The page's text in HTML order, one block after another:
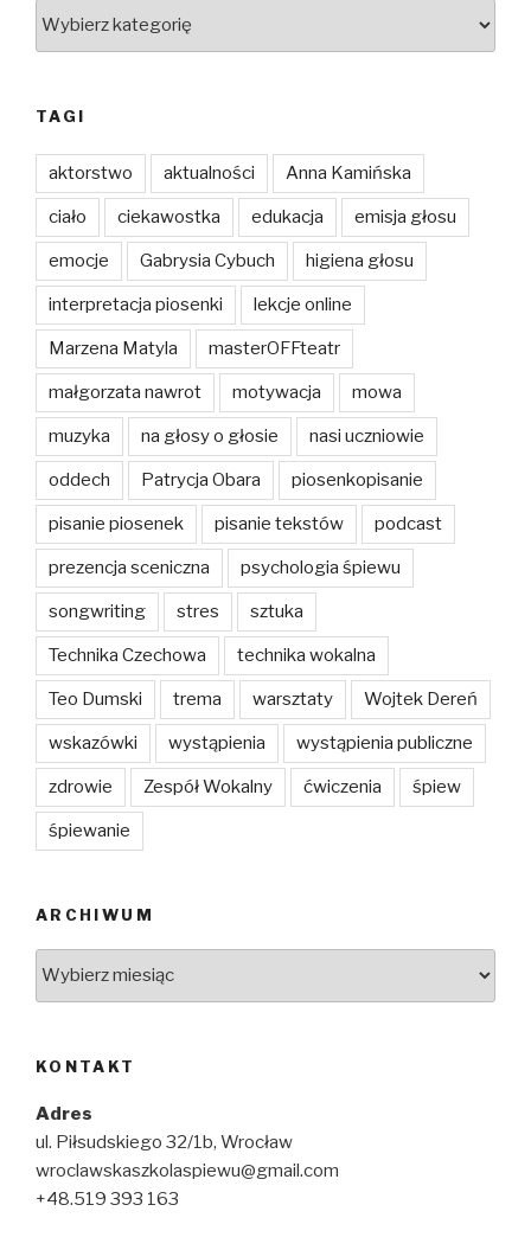
TAGI
aktorstwo aktualności Anna Kamińska
ciało ciekawostka edukacja emisja głosu
emocje Gabrysia Cybuch higiena głosu
interpretacja piosenki lekcje online
Marzena Matyla masterOFFteatr
małgorzata nawrot motywacja mowa
muzyka na głosy o głosie nasi uczniowie
oddech Patrycja Obara piosenkopisanie
pisanie piosenek pisanie tekstów podcast
prezencja sceniczna psychologia śpiewu
songwriting stres sztuka
Technika Czechowa technika wokalna
Teo Dumski trema warsztaty Wojtek Dereń
wskazówki wystąpienia wystąpienia publiczne
zdrowie Zespół Wokalny ćwiczenia śpiew
śpiewanie
ARCHIWUM
KONTAKT
Adres
ul. Piłsudskiego 32/1b, Wrocław
wroclawskaszkolaspiewu@gmail.com
+48.519 393 163